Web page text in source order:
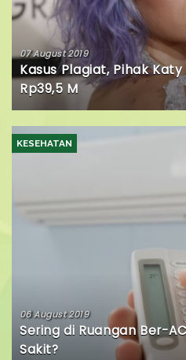
07 August 2019
Kasus Plagiat, Pihak
Rp39,5 M
KESEHATAN
06 August 2019
Sering di Ruangan Ber-
Sakit?